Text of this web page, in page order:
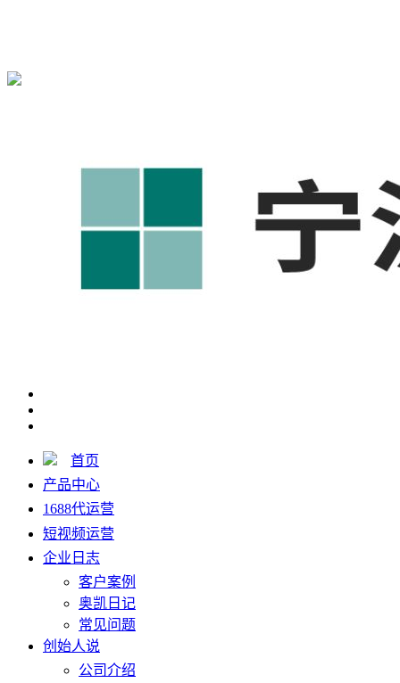
首页
产品中心
1688代运营
短视频运营
企业日志
客户案例
奥凯日记
常见问题
创始人说
公司介绍